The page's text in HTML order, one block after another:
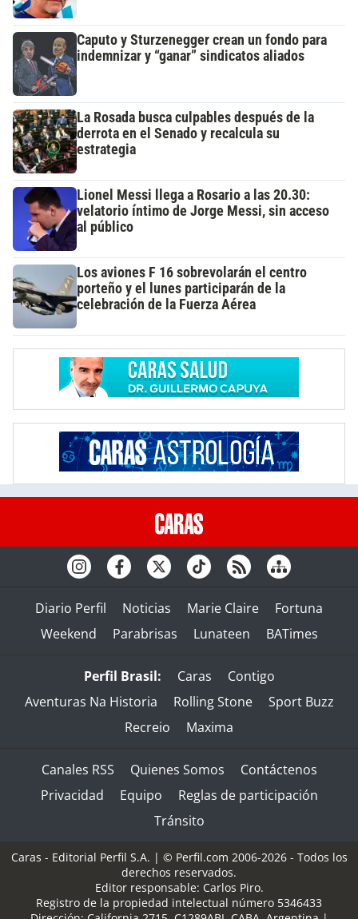
Caputo y Sturzenegger crean un fondo para
indemnizar y “ganar” sindicatos aliados
La Rosada busca culpables después de la
derrota en el Senado y recalcula su
estrategia
Lionel Messi llega a Rosario a las 20.30:
velatorio íntimo de Jorge Messi, sin acceso
al público
Los aviones F 16 sobrevolarán el centro
porteño y el lunes participarán de la
celebración de la Fuerza Aérea
Diario Perfil Noticias Marie Claire
Fortuna
Weekend
Parabrisas Lunateen BATimes
Perfil Brasil: Caras
Contigo
Aventuras Na Historia
Rolling Stone
Sport Buzz
Recreio
Maxima
Canales RSS Quienes Somos
Contáctenos
Privacidad
Equipo
Reglas de participación
Tránsito
Caras - Editorial Perfil S.A. | © Perfil.com 2006-2026 - Todos los
derechos reservados.
Editor responsable: Carlos Piro.
Registro de la propiedad intelectual número 5346433